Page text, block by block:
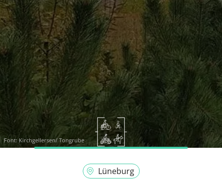
Font: Kirchgellersen/ Tongrube
Lüneburg